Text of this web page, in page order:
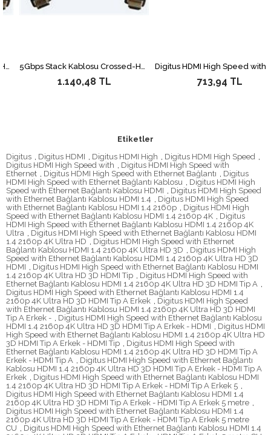
5Gbps Stack Kablosu Crossed-HDMI Konnektörlü, Erkek-Erkek, 0.52 Metre&lt;br&gt; 0.5 Meter 5Gbps Stacking Cable with Crossed-HDMI connector, Male-to-Male
1.140,48 TL 713,94 TL
Etiketler
Digitus
Digitus HDMI Digitus HDMI High Digitus HDMI High Speed
Digitus HDMI High Speed with
Digitus HDMI High Speed with
Ethernet
Digitus HDMI High Speed with Ethernet Bağlantı
Digitus
HDMI High Speed with Ethernet Bağlantı Kablosu
Digitus HDMI High
Speed with Ethernet Bağlantı Kablosu HDMI
Digitus HDMI High Speed
with Ethernet Bağlantı Kablosu HDMI 1.4
Digitus HDMI High Speed
with Ethernet Bağlantı Kablosu HDMI 1.4 2160p
Digitus HDMI High
Speed with Ethernet Bağlantı Kablosu HDMI 1.4 2160p 4K
Digitus
HDMI High Speed with Ethernet Bağlantı Kablosu HDMI 1.4 2160p 4K
Ultra
Digitus HDMI High Speed with Ethernet Bağlantı Kablosu HDMI
1.4 2160p 4K Ultra HD
Digitus HDMI High Speed with Ethernet
Bağlantı Kablosu HDMI 1.4 2160p 4K Ultra HD 3D
Digitus HDMI High
Speed with Ethernet Bağlantı Kablosu HDMI 1.4 2160p 4K Ultra HD 3D
HDMI
Digitus HDMI High Speed with Ethernet Bağlantı Kablosu HDMI
1.4 2160p 4K Ultra HD 3D HDMI Tip
Digitus HDMI High Speed with
Ethernet Bağlantı Kablosu HDMI 1.4 2160p 4K Ultra HD 3D HDMI Tip A
Digitus HDMI High Speed with Ethernet Bağlantı Kablosu HDMI 1.4
2160p 4K Ultra HD 3D HDMI Tip A Erkek
Digitus HDMI High Speed
with Ethernet Bağlantı Kablosu HDMI 1.4 2160p 4K Ultra HD 3D HDMI
Tip A Erkek -
Digitus HDMI High Speed with Ethernet Bağlantı Kablosu
HDMI 1.4 2160p 4K Ultra HD 3D HDMI Tip A Erkek - HDMI
Digitus HDMI
High Speed with Ethernet Bağlantı Kablosu HDMI 1.4 2160p 4K Ultra HD
3D HDMI Tip A Erkek - HDMI Tip
Digitus HDMI High Speed with
Ethernet Bağlantı Kablosu HDMI 1.4 2160p 4K Ultra HD 3D HDMI Tip A
Erkek - HDMI Tip A
Digitus HDMI High Speed with Ethernet Bağlantı
Kablosu HDMI 1.4 2160p 4K Ultra HD 3D HDMI Tip A Erkek - HDMI Tip A
Erkek
Digitus HDMI High Speed with Ethernet Bağlantı Kablosu HDMI
1.4 2160p 4K Ultra HD 3D HDMI Tip A Erkek - HDMI Tip A Erkek 5
Digitus HDMI High Speed with Ethernet Bağlantı Kablosu HDMI 1.4
2160p 4K Ultra HD 3D HDMI Tip A Erkek - HDMI Tip A Erkek 5 metre
Digitus HDMI High Speed with Ethernet Bağlantı Kablosu HDMI 1.4
2160p 4K Ultra HD 3D HDMI Tip A Erkek - HDMI Tip A Erkek 5 metre
CU
Digitus HDMI High Speed with Ethernet Bağlantı Kablosu HDMI 1.4